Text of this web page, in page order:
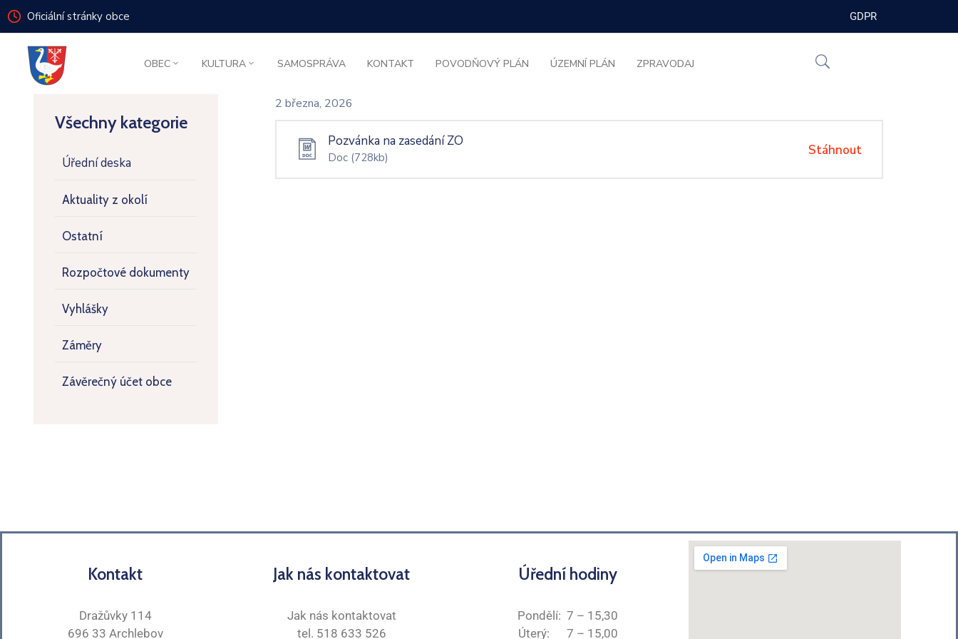
Oficiální stránky obce GDPR
OBEC KULTURA SAMOSPRÁVA KONTAKT POVODŇOVÝ PLÁN ÚZEMNÍ PLÁN ZPRAVODAJ
Všechny kategorie
Úřední deska
Aktuality z okolí
Ostatní
Rozpočtové dokumenty
Vyhlášky
Záměry
Závěrečný účet obce
2 března, 2026
Pozvánka na zasedání ZO
Doc (728kb) Stáhnout
Kontakt
Dražůvky 114
696 33 Archlebov
Jak nás kontaktovat
Jak nás kontaktovat
tel. 518 633 526
Úřední hodiny
Pondělí: 7 – 15,30
Úterý: 7 – 15,00